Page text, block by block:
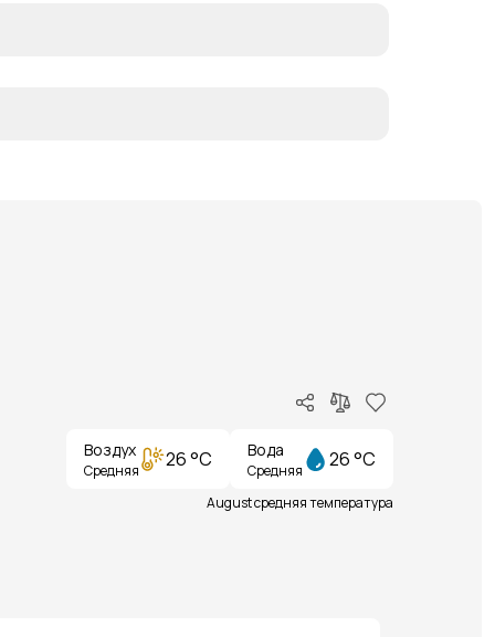
Воздух
Средняя 26 °C Вода
Средняя 26 °C
August средняя температура